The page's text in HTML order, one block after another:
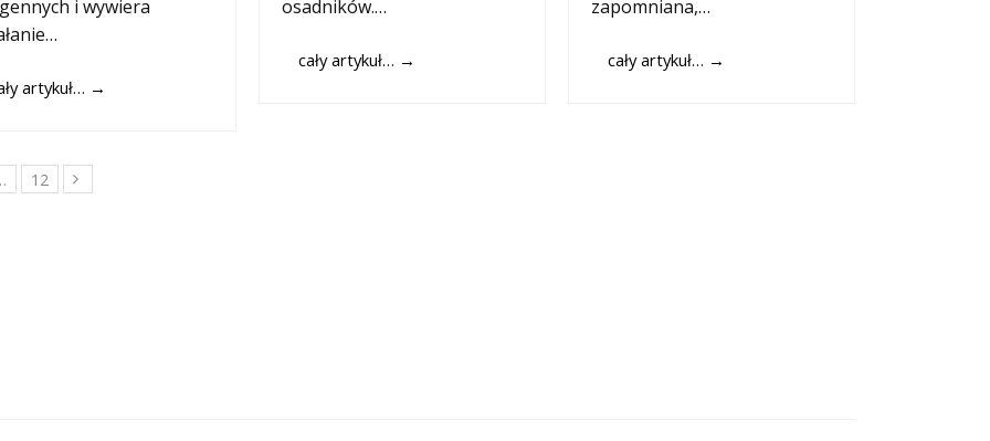
zapomniana,…
cały artykuł… →
i wywiera
artykuł… →
osadników.…
cały artykuł… →
Page
12